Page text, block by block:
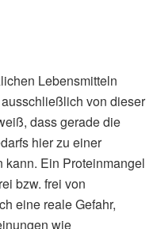
Lebensmitteln
von dieser
dass gerade die
hier zu einer
Ein Proteinmangel
bzw. frei von
eine reale Gefahr,
wie